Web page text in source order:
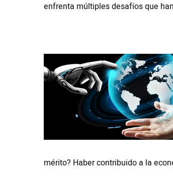
enfrenta múltiples desafíos que
mérito? Haber contribuido a la